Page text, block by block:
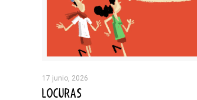
17 junio, 2026
LOCURAS